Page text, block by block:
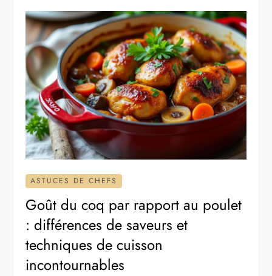
ASTUCES DE CHEFS
Goût du coq par rapport au poulet
: différences de saveurs et
techniques de cuisson
incontournables